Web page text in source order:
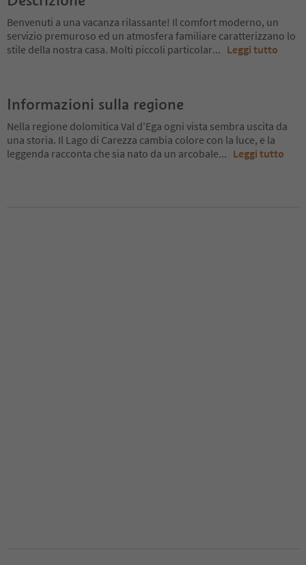
Benvenuti a una vacanza rilassante! Il comfort moderno, un
servizio premuroso ed un atmosfera familiare caratterizzano lo
stile della nostra casa. Molti piccoli particolar... Leggi tutto
Informazioni sulla regione
Nella regione dolomitica Val d'Ega ogni vista sembra uscita da
una storia. Il Lago di Carezza cambia colore con la luce, e la
leggenda racconta che sia nato da un arcobale... Leggi tutto